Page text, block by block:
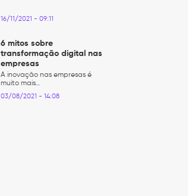
16/11/2021 - 09:11
6 mitos sobre
transformação digital nas
empresas
A inovação nas empresas é
muito mais…
03/08/2021 - 14:08